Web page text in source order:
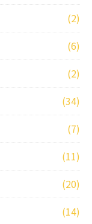
(2)
(6)
(2)
(34)
(7)
(11)
(20)
(14)